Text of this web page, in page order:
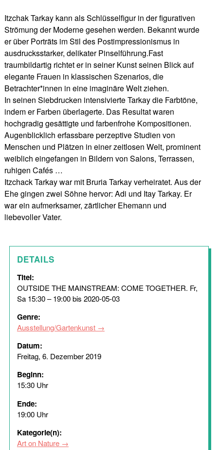
Itzchak Tarkay kann als Schlüsselfigur in der figurativen
Strömung der Moderne gesehen werden. Bekannt wurde
er über Porträts im Stil des Postimpressionismus in
ausdrucksstarker, delikater Pinselführung.Fast
traumbildartig richtet er in seiner Kunst seinen Blick auf
elegante Frauen in klassischen Szenarios, die
Betrachter*innen in eine imaginäre Welt ziehen.
In seinen Siebdrucken intensivierte Tarkay die Farbtöne,
indem er Farben überlagerte. Das Resultat waren
hochgradig gesättigte und farbenfrohe Kompositionen.
Augenblicklich erfassbare perzeptive Studien von
Menschen und Plätzen in einer zeitlosen Welt, prominent
weiblich eingefangen in Bildern von Salons, Terrassen,
ruhigen Cafés …
Itzchack Tarkay war mit Bruria Tarkay verheiratet. Aus der
Ehe gingen zwei Söhne hervor: Adi und Itay Tarkay. Er
war ein aufmerksamer, zärtlicher Ehemann und
liebevoller Vater.
DETAILS
Titel:
OUTSIDE THE MAINSTREAM: COME TOGETHER. Fr,
Sa 15:30 – 19:00 bis 2020-05-03
Genre:
Ausstellung/Gartenkunst
Datum:
Freitag, 6. Dezember 2019
Beginn:
15:30 Uhr
Ende:
19:00 Uhr
Kategorie(n):
Art on Nature